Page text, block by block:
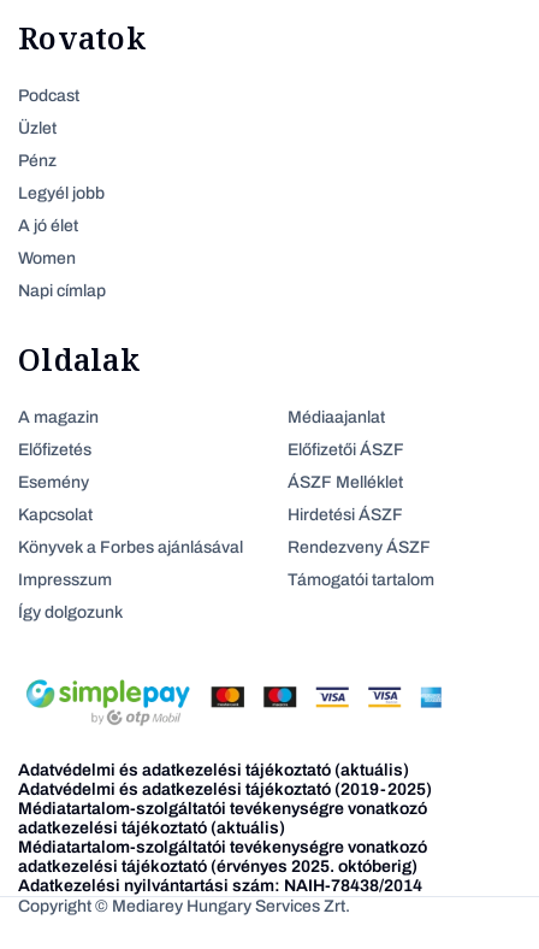
Rovatok
Podcast
Üzlet
Pénz
Legyél jobb
A jó élet
Women
Napi címlap
Oldalak
A magazin
Előfizetés
Esemény
Kapcsolat
Könyvek a Forbes ajánlásával
Impresszum
Így dolgozunk
Médiaajanlat
Előfizetői ÁSZF
ÁSZF Melléklet
Hirdetési ÁSZF
Rendezveny ÁSZF
Támogatói tartalom
Adatvédelmi és adatkezelési tájékoztató (aktuális)
Adatvédelmi és adatkezelési tájékoztató (2019-2025)
Médiatartalom-szolgáltatói tevékenységre vonatkozó
adatkezelési tájékoztató (aktuális)
Médiatartalom-szolgáltatói tevékenységre vonatkozó
adatkezelési tájékoztató (érvényes 2025. októberig)
Adatkezelési nyilvántartási szám: NAIH-78438/2014
Copyright © Mediarey Hungary Services Zrt.